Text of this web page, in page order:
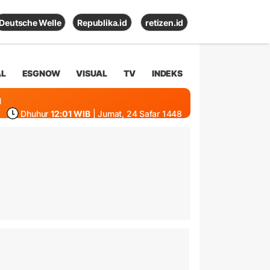
Deutsche Welle Republika.id retizen.id
ESGNOW VISUAL TV INDEKS
Dhuhur 12:01 WIB | Jumat, 24 Safar 1448